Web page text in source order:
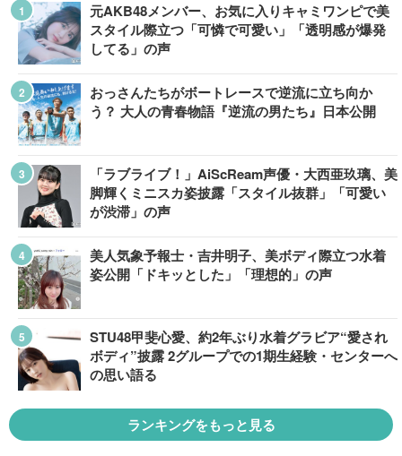
元AKB48メンバー、お気に入りキャミワンピで美
スタイル際立つ「可憐で可愛い」「透明感が爆発
してる」の声
おっさんたちがボートレースで逆流に立ち向か
う？ 大人の青春物語『逆流の男たち』日本公開
「ラブライブ！」AiScReam声優・大西亜玖璃、美
脚輝くミニスカ姿披露「スタイル抜群」「可愛い
が渋滞」の声
美人気象予報士・吉井明子、美ボディ際立つ水着
姿公開「ドキッとした」「理想的」の声
STU48甲斐心愛、約2年ぶり水着グラビア“愛され
ボディ”披露 2グループでの1期生経験・センターへ
の思い語る
ランキングをもっと見る